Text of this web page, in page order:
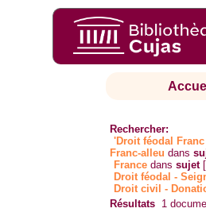
Rechercher:
'Droit féodal
Franc-alleu‎ dans
France danssujet
Droit féodal -
Droit civil -
Résultats 1